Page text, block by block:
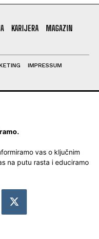
KARIJERA
MAGAZIN
IMPRESSUM
vas o ključnim
na putu rasta i educiramo